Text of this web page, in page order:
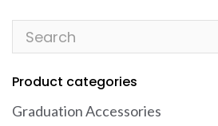
Product categories
Graduation Accessories